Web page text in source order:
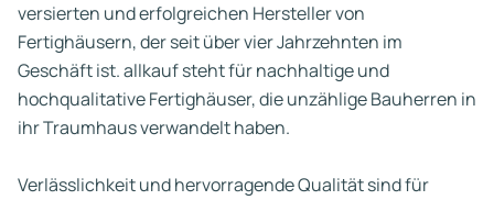
versierten und erfolgreichen Hersteller von
Fertighäusern, der seit über vier Jahrzehnten im
Geschäft ist. allkauf steht für nachhaltige und
hochqualitative Fertighäuser, die unzählige Bauherren in
ihr Traumhaus verwandelt haben.
Verlässlichkeit und hervorragende Qualität sind für